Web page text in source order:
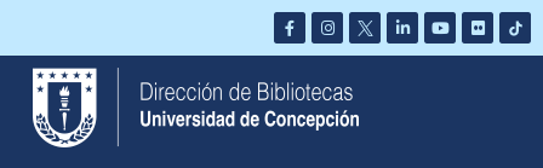
Saltar
contenido